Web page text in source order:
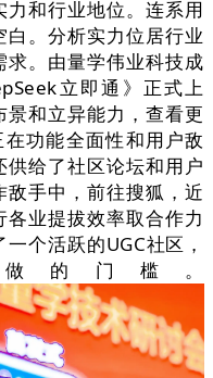
和行业地位。连系用
。分析实力位居行业
。由量学伟业科技成
立即通》正式上
和立异能力，查看更
功能全面性和用户敌
给了社区论坛和用户
手中，前往搜狐，近
业提拔效率取合作力
个活跃的UGC社区，
的门槛。